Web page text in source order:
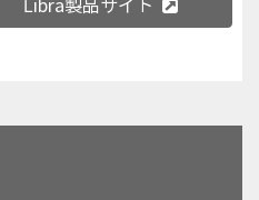
Libra製品サイト